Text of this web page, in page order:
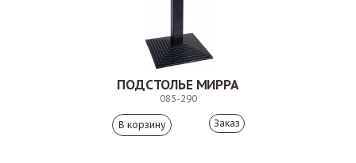
ПОДСТОЛЬЕ МИРРА
085-290
Заказ